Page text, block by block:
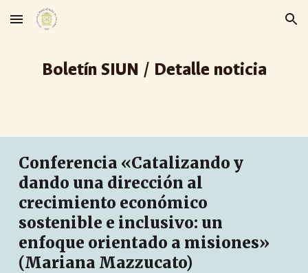
Skip to main content Skip to navigation
Boletín SIUN / Detalle noticia
Conferencia «Catalizando y
dando una dirección al
crecimiento económico
sostenible e inclusivo: un
enfoque orientado a misiones»
(Mariana Mazzucato)